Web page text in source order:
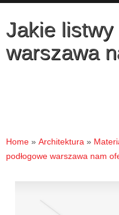
Jakie listwy
warszawa
Home » Architektura »
podłogowe warszawa nam